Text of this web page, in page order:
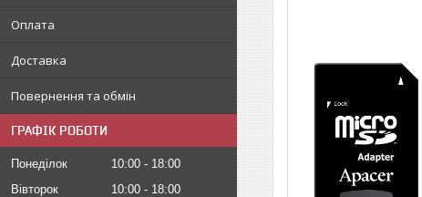
Оплата
Доставка
Повернення та обмін
ГРАФІК РОБОТИ
Понеділок 10:00
18:00
Вівторок
10:00
18:00